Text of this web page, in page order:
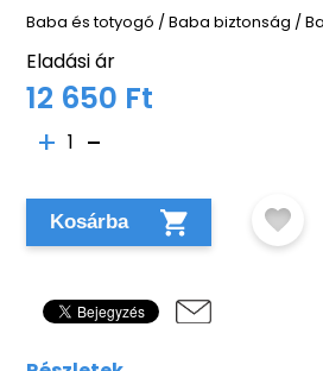
Baba és totyogó /Baba biztonság /
Eladási ár
12 650 Ft
1
Kosárba